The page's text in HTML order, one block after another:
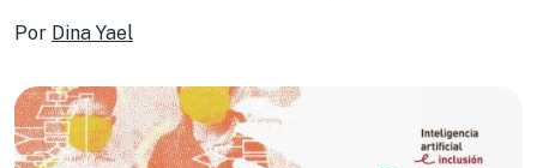
Por Dina Yael